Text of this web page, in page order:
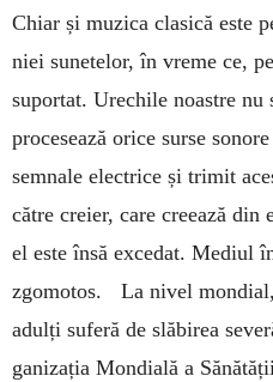
Chiar și muzica clasică este
niei sunetelor, în vreme ce,
suportat. Ure­chile noastre nu
pro­cesează orice surse
sem­nale elec­trice și trimit
că­tre creier, care cre­ează
el este însă exce­dat. Mediul
zgomotos. La ni­vel
adulți su­­feră de slăbirea
ganizația Mondială a